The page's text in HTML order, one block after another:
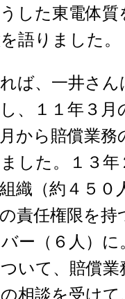
した東電体質
語りました。
ば、一井さん
、１１年３月
から賠償業務
した。１３年
織（約４５０
責任権限を持
ー（６人）に
いて、賠償業
相談を受けて